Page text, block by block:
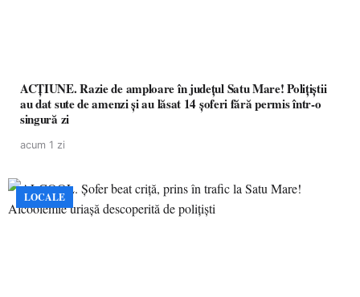
ACȚIUNE. Razie de amploare în județul Satu Mare! Polițiștii
au dat sute de amenzi și au lăsat 14 șoferi fără permis într-o
singură zi
acum 1 zi
LOCALE